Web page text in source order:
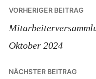
VORHERIGER BEITRAG
Oktober 2024
NÄCHSTER BEITRAG